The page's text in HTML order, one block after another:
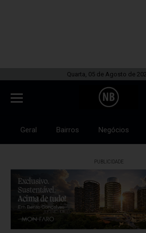
Quarta, 05 de Agosto de
Geral Bairros Negócios
PUBLICIDADE